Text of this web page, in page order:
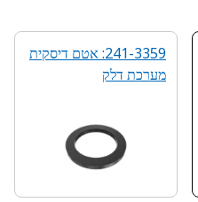
241-3359: אטם דיסקית
מערכת דלק